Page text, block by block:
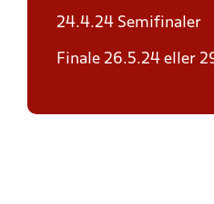
24.4.24 Semifinaler
Finale 26.5.24 eller